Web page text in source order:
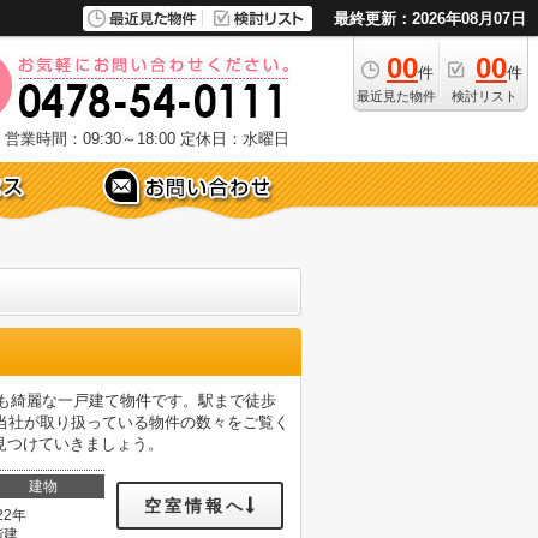
最終更新：2026年08月07日
00件
最近見た物件
00件
検討リスト
営業時間：09:30～18:00 定休日：水曜日
綺麗な一戸建て物件です。駅まで徒歩
が取り扱っている物件の数々をご覧く
けていきましょう。
建物
年
建
空室情報へ